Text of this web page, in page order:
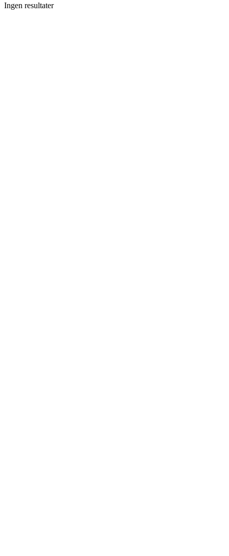
Ingen resultater